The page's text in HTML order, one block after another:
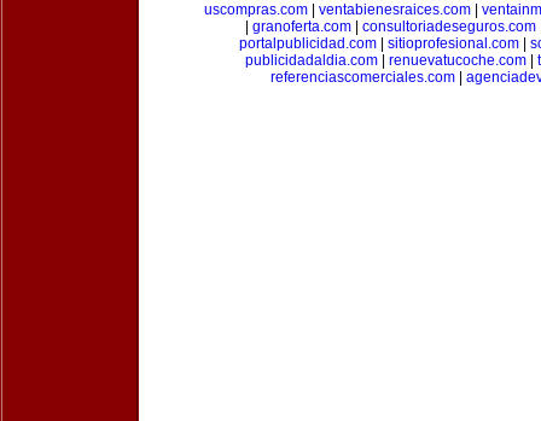
uscompras.com| ventabienesraices.com|
granoferta.com| consultoriadeseguros.com
portalpublicidad.com
sitioprofesional.com
publicidadaldia.com| renuevatucoche.com|
referenciascomerciales.com